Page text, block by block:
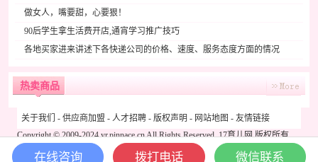
做女人，嘴要甜，心要狠！
90后学生拿生活费开店,通宵学习推广技巧
各地买家进来讲述下各快递公司的价格、速度、服务态度方面的情况
热卖商品
关于我们 - 供应商加盟 - 人才招聘 - 版权声明 - 网站地图 - 友情链接
Copyright © 2009-2024 yr.pinnace.cn All Rights Reserved.17育儿网版权所有
粤ICP备11040004号-1
在线咨询 拨打电话 微信联系